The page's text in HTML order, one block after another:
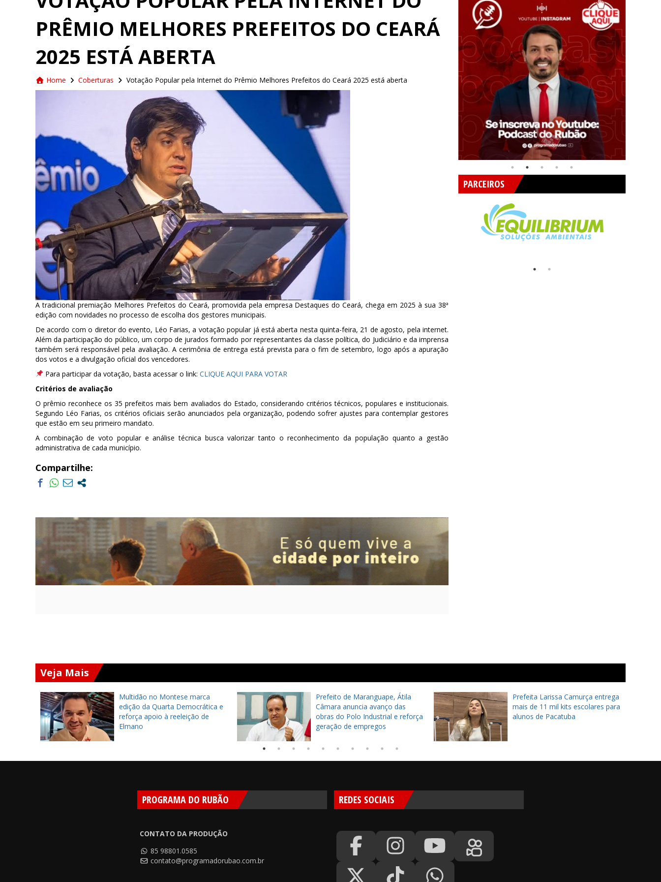
PRÊMIO MELHORES PREFEITOS DO CEARÁ
2025 ESTÁ ABERTA
Home Coberturas Votação Popular pela Internet do Prêmio Melhores Prefeitos do Ceará 2025 está aberta
A tradicional premiação Melhores Prefeitos do Ceará, promovida pela empresa Destaques do Ceará, chega em 2025 à sua 38ª
edição com novidades no processo de escolha dos gestores municipais.
De acordo com o diretor do evento, Léo Farias, a votação popular já está aberta nesta quinta-feira, 21 de agosto, pela internet.
Além da participação do público, um corpo de jurados formado por representantes da classe política, do Judiciário e da imprensa
também será responsável pela avaliação. A cerimônia de entrega está prevista para o fim de setembro, logo após a apuração
dos votos e a divulgação oficial dos vencedores.
Para participar da votação, basta acessar o link: CLIQUE AQUI PARA VOTAR
Critérios de avaliação
O prêmio reconhece os 35 prefeitos mais bem avaliados do Estado, considerando critérios técnicos, populares e institucionais.
Segundo Léo Farias, os critérios oficiais serão anunciados pela organização, podendo sofrer ajustes para contemplar gestores
que estão em seu primeiro mandato.
A combinação de voto popular e análise técnica busca valorizar tanto o reconhecimento da população quanto a gestão
administrativa de cada município.
Compartilhe:
PARCEIROS
Veja Mais
Multidão no Montese marca
edição da Quarta Democrática e
reforça apoio à reeleição de
Elmano
Prefeito de Maranguape, Átila
Câmara anuncia avanço das
obras do Polo Industrial e reforça
geração de empregos
Prefeita Larissa Camurça entrega
mais de 11 mil kits escolares para
alunos de Pacatuba
PROGRAMA DO RUBÃO
CONTATO DA PRODUÇÃO
85 98801.0585
contato@programadorubao.com.br
REDES SOCIAIS